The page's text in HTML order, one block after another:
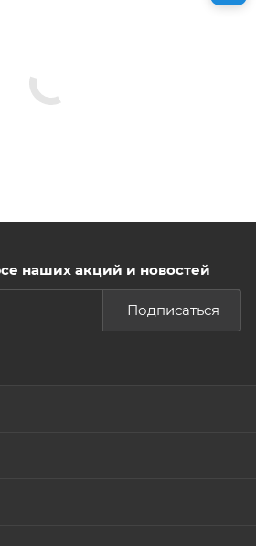
наших акций и новостей
Подписаться